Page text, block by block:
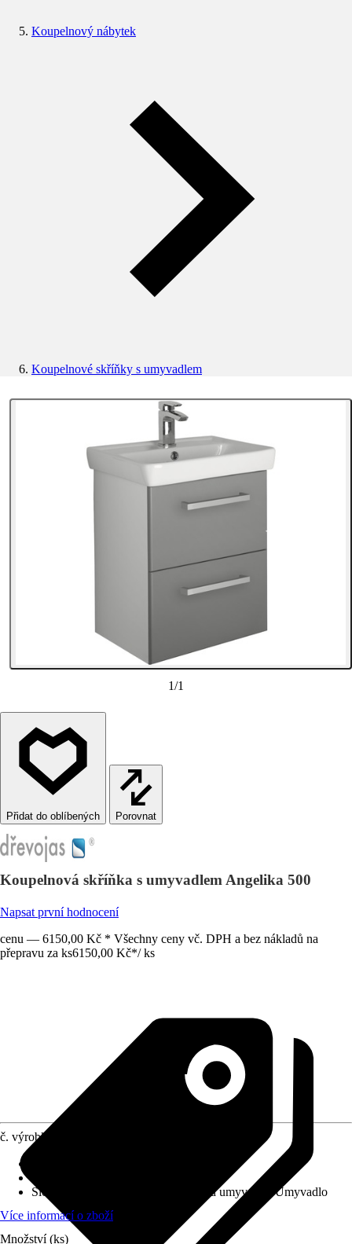
Koupelnový nábytek
Koupelnové skříňky s umyvadlem
1/1
Porovnat
Koupelnová skříňka s umyvadlem Angelika 500
Napsat první hodnocení
cenu — 6150,00 Kč * Všechny ceny vč. DPH a bez nákladů na
přepravu za ks6150,00 Kč*/ ks
č. výrobku
Složení výrobku
Spodní skříňka pod umyvadlo, Umyvadlo
Více informací o zboží
Množství (ks)